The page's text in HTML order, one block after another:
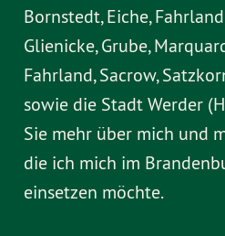
Bornstedt, Eiche,
Glienicke, Grube,
Fahrland, Sacrow,
sowie die Stadt Werder
Sie mehr über mich und
die ich mich im
einsetzen möchte.